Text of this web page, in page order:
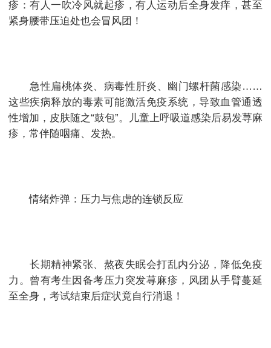
疹：有人一吹冷风就起疹，有人运动后全身发痒，甚至
紧身腰带压迫处也会冒风团！
急性扁桃体炎、病毒性肝炎、幽门螺杆菌感染……
这些疾病释放的毒素可能激活免疫系统，导致血管通透
性增加，皮肤随之“鼓包”。儿童上呼吸道感染后易发荨麻
疹，常伴随咽痛、发热。
情绪炸弹：压力与焦虑的连锁反应
长期精神紧张、熬夜失眠会打乱内分泌，降低免疫
力。曾有考生因备考压力突发荨麻疹，风团从手臂蔓延
至全身，考试结束后症状竟自行消退！